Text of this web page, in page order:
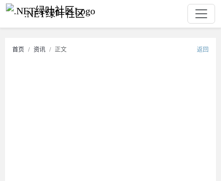
.NET绿叶社区
首页 资讯 正文 返回